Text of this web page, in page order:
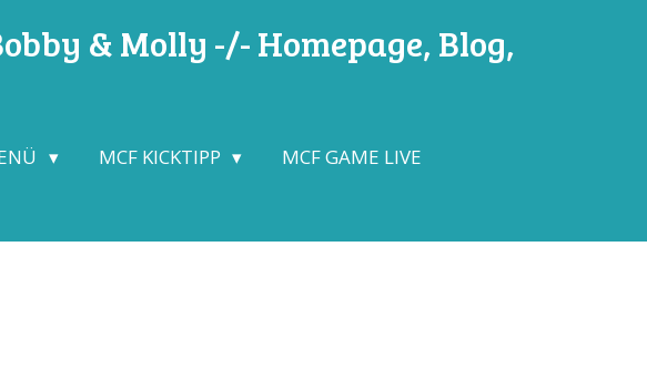
& Molly -/- Homepage, Blog,
MCF KICKTIPP
MCF GAME LIVE